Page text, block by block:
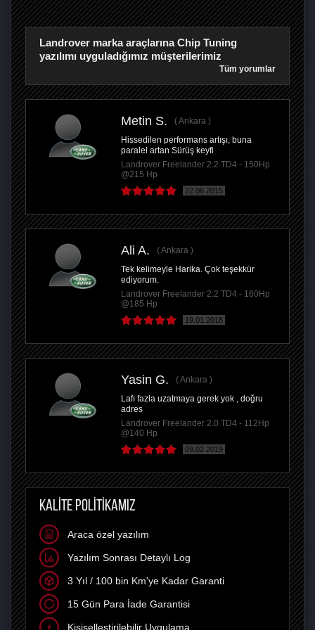
Landrover marka araçlarına Chip Tuning
yazılımı uyguladığımız müşterilerimiz
Tüm yorumlar
Metin S.
Ankara
Hissedilen performans artışı, buna
paralel artan Sürüş keyfi
Landrover Freelander 2.2 TD4 - 150Hp
@215 Hp
22.06.2015
Ali A.
Ankara
Tek kelimeyle Harika. Çok teşekkür
ediyorum.
Landrover Freelander 2.2 TD4 - 160Hp
@185 Hp
19.01.2018
Yasin G.
Ankara
Lafı fazla uzatmaya gerek yok , doğru
adres
Landrover Freelander 2.0 TD4 - 112Hp
@140 Hp
09.02.2019
KALİTE POLİTİKAMIZ
Araca özel yazılım
Yazılım Sonrası Detaylı Log
3 Yıl / 100 bin Km'ye Kadar Garanti
15 Gün Para İade Garantisi
Kişiselleştirilebilir Uygulama